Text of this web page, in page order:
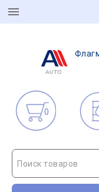
0
Поиск товаров